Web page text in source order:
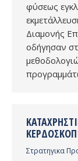
φύσεως
Διαμονής
οδήγησαν
Στρατηγικα